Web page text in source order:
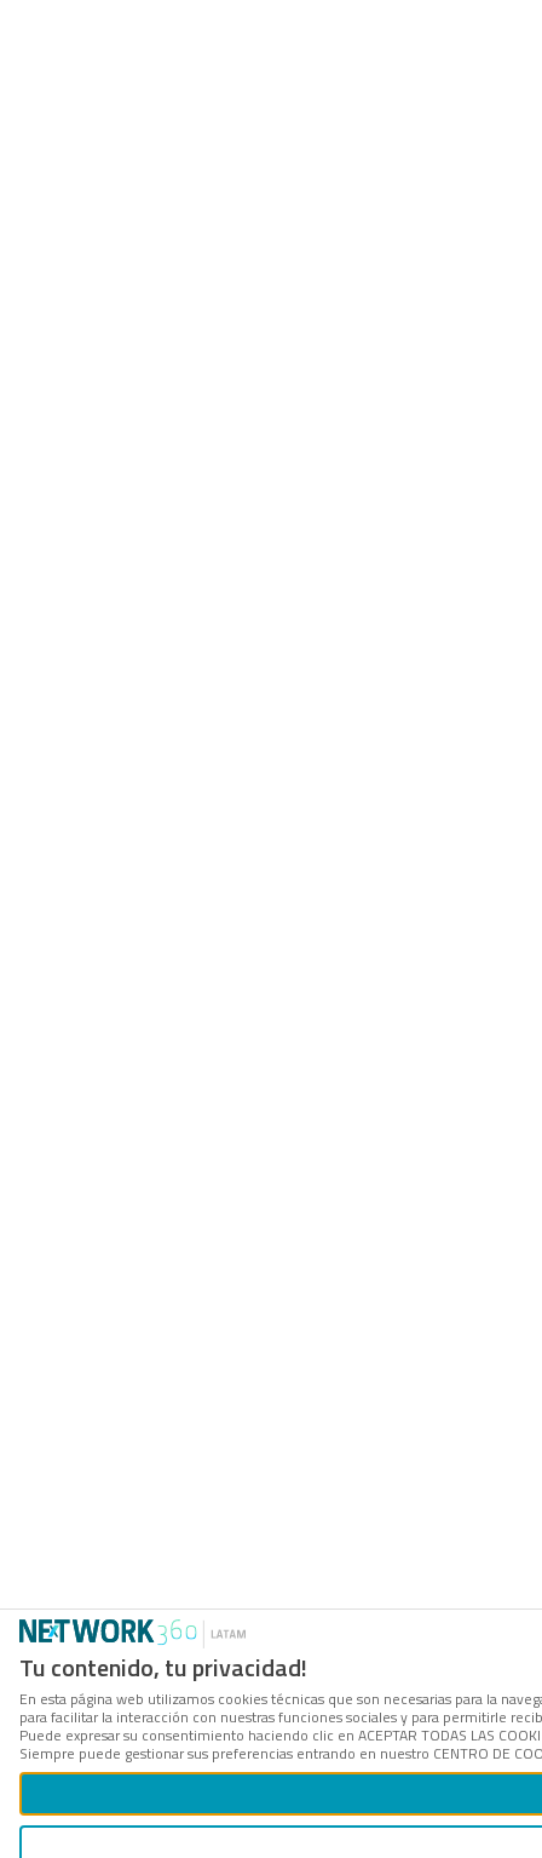
Tu contenido, tu privacidad!
En esta página web utilizamos cookies técnicas que son necesarias para la
para facilitar la interacción con nuestras funciones sociales y para permitirle
Puede expresar su consentimiento haciendo clic en ACEPTAR TODAS LAS
Siempre puede gestionar sus preferencias entrando en nuestro CENTRO DE